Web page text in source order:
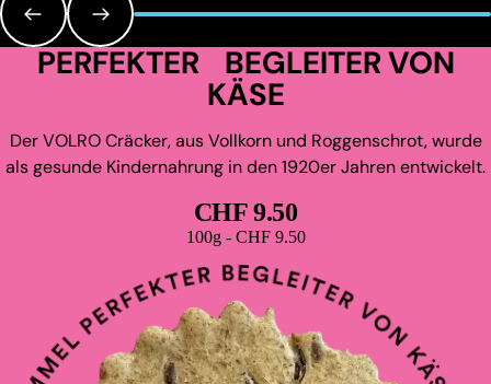
PERFEKTER BEGLEITER VON
KÄSE
Der VOLRO Cräcker, aus Vollkorn und Roggenschrot, wurde
als gesunde Kindernahrung in den 1920er Jahren entwickelt.
CHF 9.50
Grundpreis
100g - CHF 9.50